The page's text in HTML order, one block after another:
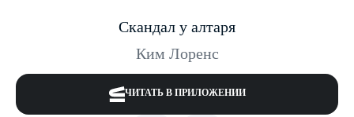
Скандал у алтаря
Ким Лоренс
ЧИТАТЬ В ПРИЛОЖЕНИИ